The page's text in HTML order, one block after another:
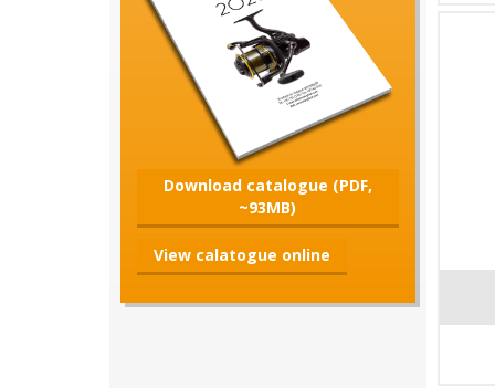
Download catalogue (PDF,
~93MB)
View calatogue online